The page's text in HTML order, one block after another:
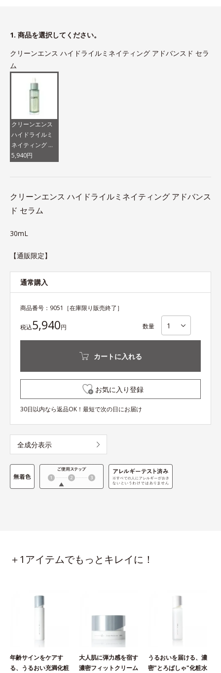
1. 商品を選択してください。
クリーンエンス ハイドライルミネイティング アドバンスド セラ
ム
クリーンエンス
ハイドライルミ
ネイティング ア
ドバンスド セラ
5,940円
クリーンエンス ハイドライルミネイティング アドバンス
ド セラム
30mL
【通販限定】
通常購入
商品番号： 9051 ［在庫限り販売終了］
税込5,940円 数量
カートに入れる
お気に入り登録
30日以内なら返品OK！最短で次の日にお届け
全成分表示
＋1アイテムでもっとキレイに！
年齢サインをケアす
る、うるおい充満化粧
大人肌に弾力感を宿す
濃密フィットクリーム
うるおいを届ける、濃
密"とろぱしゃ"化粧水